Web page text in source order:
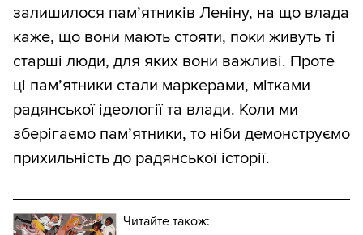
залишилося пам’ятників Леніну, на що влада
каже, що вони мають стояти, поки живуть ті
старші люди, для яких вони важливі. Проте
ці пам’ятники стали маркерами, мітками
радянської ідеології та влади. Коли ми
зберігаємо пам’ятники, то ніби демонструємо
прихильність до радянської історії.
Читайте також: